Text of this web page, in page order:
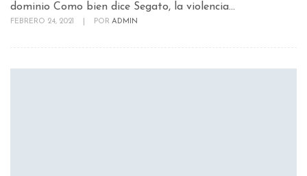
dominio Como bien dice Segato, la violencia...
FEBRERO 24, 2021 POR ADMIN